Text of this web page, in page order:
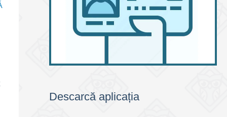
Descarcă aplicația